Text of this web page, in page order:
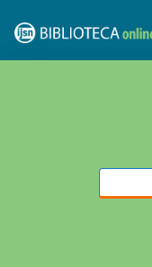
VuFind